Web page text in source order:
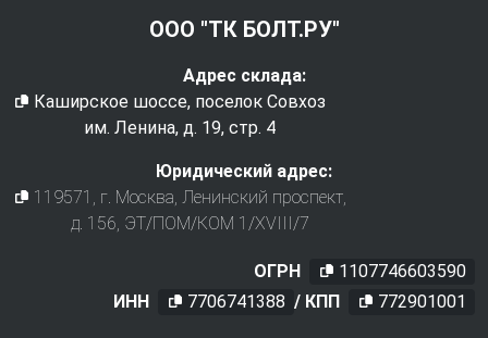
ООО "ТК БОЛТ.РУ"
Адрес склада:
Каширское шоссе, поселок Совхоз
им. Ленина, д. 19, стр. 4
Юридический адрес:
119571 , г. Москва, Ленинский проспект,
д. 156, ЭТ/ПОМ/КОМ 1/XVIII/7
ОГРН
1107746603590
ИНН
7706741388 / КПП 772901001